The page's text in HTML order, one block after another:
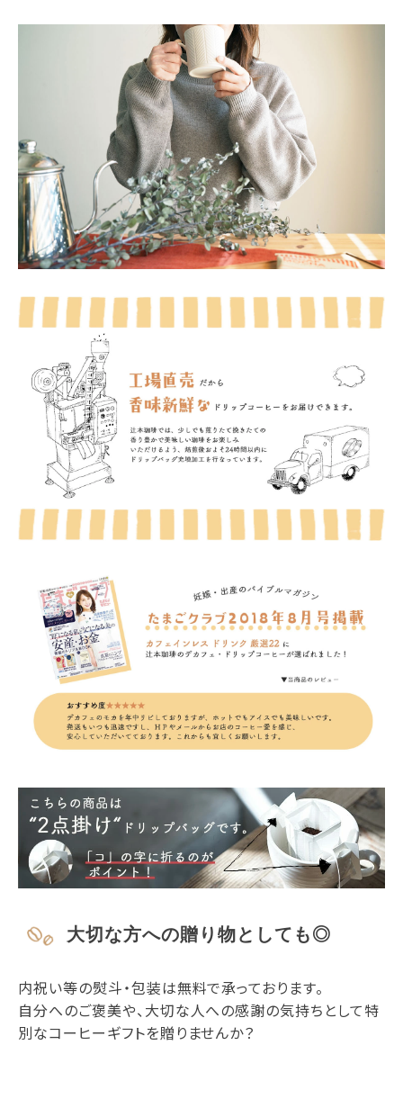
大切な方への贈り物としても◎
内祝い等の熨斗・包装は無料で承っております。
自分へのご褒美や、大切な人への感謝の気持ちとして特
別なコーヒーギフトを贈りませんか？